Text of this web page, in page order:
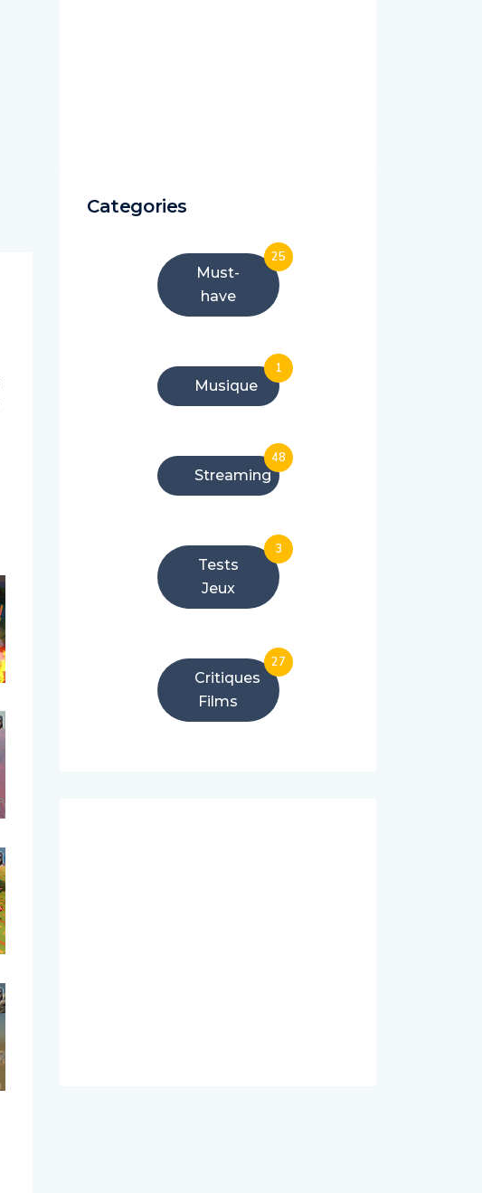
Categories
Must-
have
25
Musique
1
Streaming
48
Tests
Jeux
3
Critiques
Films
27